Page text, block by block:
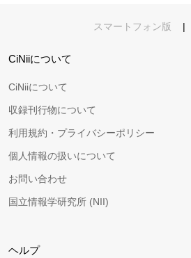
スマートフォン版 |
CiNiiについて
CiNiiについて
収録刊行物について
利用規約・プライバシーポリシー
個人情報の扱いについて
お問い合わせ
国立情報学研究所 (NII)
ヘルプ